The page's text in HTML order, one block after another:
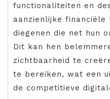
functionaliteiten en
aanzienlijke
diegenen die net hun
Dit kan hen
zichtbaarheid te
te bereiken, wat een
de competitieve